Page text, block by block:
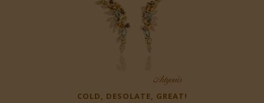
COLD, DESOLATE, GREAT!